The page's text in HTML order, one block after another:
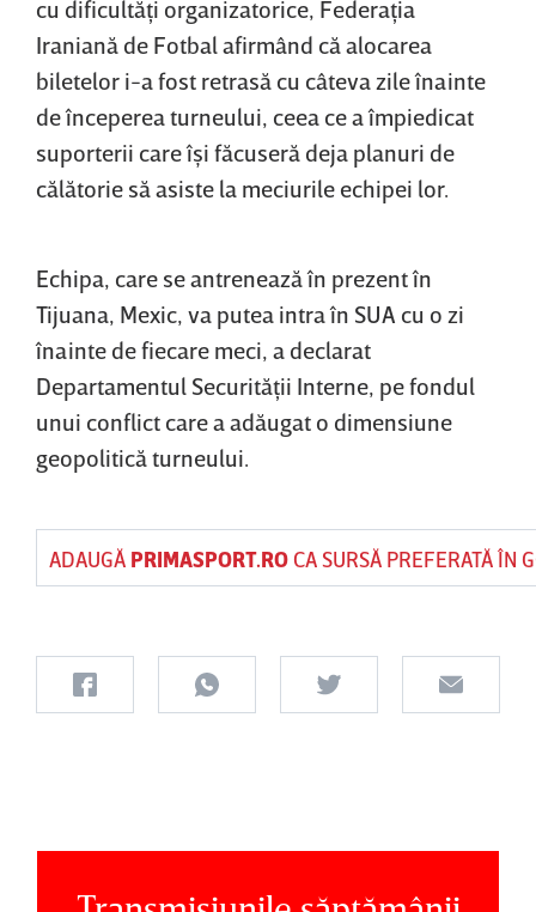
cu dificultăţi organizatorice, Federaţia
Iraniană de Fotbal afirmând că alocarea
biletelor i-a fost retrasă cu câteva zile înainte
de începerea turneului, ceea ce a împiedicat
suporterii care îşi făcuseră deja planuri de
călătorie să asiste la meciurile echipei lor.
Echipa, care se antrenează în prezent în
Tijuana, Mexic, va putea intra în SUA cu o zi
înainte de fiecare meci, a declarat
Departamentul Securităţii Interne, pe fondul
unui conflict care a adăugat o dimensiune
geopolitică turneului.
ADAUGĂ PRIMASPORT.ROCA SURSĂ PREFERATĂ ÎN